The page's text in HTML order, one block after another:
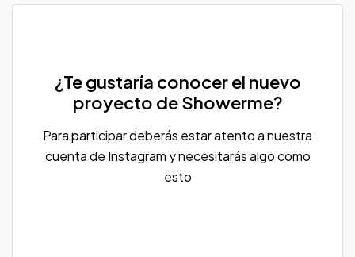
¿Te gustaría conocer el nuevo
proyecto de Showerme?
Para participar deberás estar atento a nuestra
cuenta de Instagram y necesitarás algo como
esto